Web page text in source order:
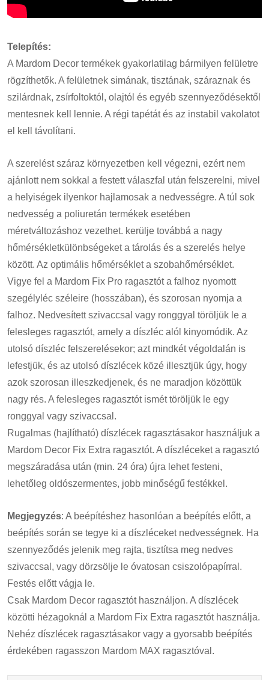
Telepítés:
A Mardom Decor termékek gyakorlatilag bármilyen felületre
rögzíthetők. A felületnek simának, tisztának, száraznak és
szilárdnak, zsírfoltoktól, olajtól és egyéb szennyeződésektől
mentesnek kell lennie. A régi tapétát és az instabil vakolatot
el kell távolítani.
A szerelést száraz környezetben kell végezni, ezért nem
ajánlott nem sokkal a festett válaszfal után felszerelni, mivel
a helyiségek ilyenkor hajlamosak a nedvességre. A túl sok
nedvesség a poliuretán termékek esetében
méretváltozáshoz vezethet. kerülje továbbá a nagy
hőmérsékletkülönbségeket a tárolás és a szerelés helye
között. Az optimális hőmérséklet a szobahőmérséklet.
Vigye fel a Mardom Fix Pro ragasztót a falhoz nyomott
szegélyléc széleire (hosszában), és szorosan nyomja a
falhoz. Nedvesített szivaccsal vagy ronggyal töröljük le a
felesleges ragasztót, amely a díszléc alól kinyomódik. Az
utolsó díszléc felszerelésekor; azt mindkét végoldalán is
lefestjük, és az utolsó díszlécek közé illesztjük úgy, hogy
azok szorosan illeszkedjenek, és ne maradjon közöttük
nagy rés. A felesleges ragasztót ismét töröljük le egy
ronggyal vagy szivaccsal.
Rugalmas (hajlítható) díszlécek ragasztásakor használjuk a
Mardom Decor Fix Extra ragasztót. A díszléceket a ragasztó
megszáradása után (min. 24 óra) újra lehet festeni,
lehetőleg oldószermentes, jobb minőségű festékkel.
Megjegyzés: A beépítéshez hasonlóan a beépítés előtt, a
beépítés során se tegye ki a díszléceket nedvességnek. Ha
szennyeződés jelenik meg rajta, tisztítsa meg nedves
szivaccsal, vagy dörzsölje le óvatosan csiszolópapírral.
Festés előtt vágja le.
Csak Mardom Decor ragasztót használjon. A díszlécek
közötti hézagoknál a Mardom Fix Extra ragasztót használja.
Nehéz díszlécek ragasztásakor vagy a gyorsabb beépítés
érdekében ragasszon Mardom MAX ragasztóval.